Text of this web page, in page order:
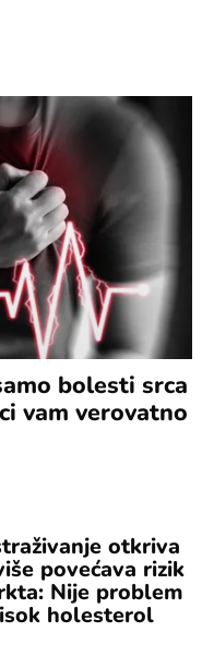
bolesti srca
vam verovatno
otkriva
povećava rizik
Nije problem
holesterol